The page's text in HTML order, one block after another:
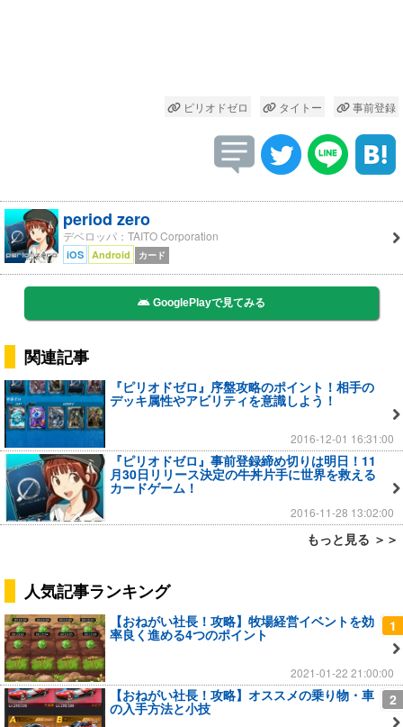
ピリオドゼロ タイトー 事前登録
period zero
デベロッパ：TAITO Corporation
iOS Android カード
GooglePlayで見てみる
関連記事
『ピリオドゼロ』序盤攻略のポイント！相手の
デッキ属性やアビリティを意識しよう！
2016-12-01 16:31:00
『ピリオドゼロ』事前登録締め切りは明日！11
月30日リリース決定の牛丼片手に世界を救える
カードゲーム！
2016-11-28 13:02:00
もっと見る ＞＞
人気記事ランキング
1
【おねがい社長！攻略】牧場経営イベントを効
率良く進める4つのポイント
2021-01-22 21:00:00
2
【おねがい社長！攻略】オススメの乗り物・車
の入手方法と小技